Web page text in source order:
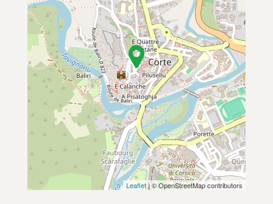
Leaflet | © OpenStreetMap contributors